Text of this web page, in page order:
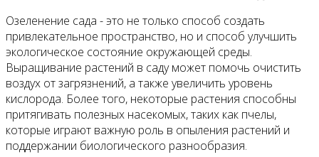
Озеленение сада - это не только способ создать
привлекательное пространство, но и способ улучшить
экологическое состояние окружающей среды.
Выращивание растений в саду может помочь очистить
воздух от загрязнений, а также увеличить уровень
кислорода. Более того, некоторые растения способны
притягивать полезных насекомых, таких как пчелы,
которые играют важную роль в опыления растений и
поддержании биологического разнообразия.